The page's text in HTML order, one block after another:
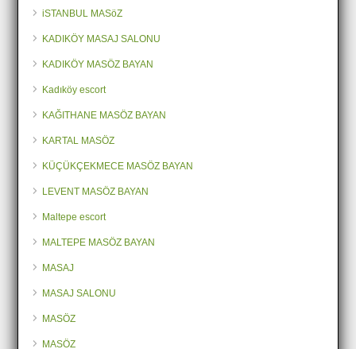
iSTANBUL MASöZ
KADIKÖY MASAJ SALONU
KADIKÖY MASÖZ BAYAN
Kadıköy escort
KAĞITHANE MASÖZ BAYAN
KARTAL MASÖZ
KÜÇÜKÇEKMECE MASÖZ BAYAN
LEVENT MASÖZ BAYAN
Maltepe escort
MALTEPE MASÖZ BAYAN
MASAJ
MASAJ SALONU
MASÖZ
MASÖZ